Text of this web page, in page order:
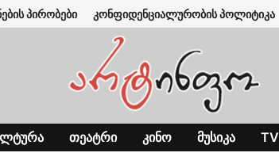
პირობები კონფიდენციალურობის პოლიტიკა
ᲗᲔᲐᲢᲠᲘ ᲙᲘᲜᲝ ᲛᲣᲡᲘᲙᲐ TV